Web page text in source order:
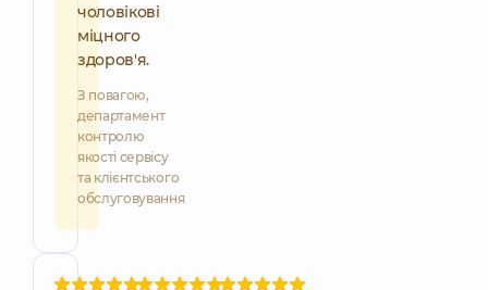
чоловікові
міцного
здоров'я.
З повагою,
департамент
контролю
якості сервісу
та клієнтського
обслуговування